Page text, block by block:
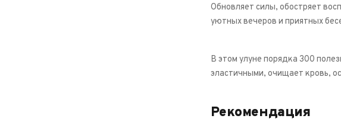
Обновляет силы, обостряет
уютных вечеров и приятных
В этом улуне порядка 300
эластичными, очищает кровь,
Рекомендация